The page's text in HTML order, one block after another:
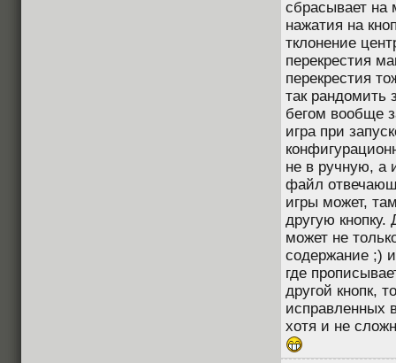
сбрасывает на
нажатия на
тклонение
перекрестия
перекрестия
так рандомить
бегом вообще
игра при
не в ручную, а
файл
игры может,
другую кнопку.
может не
содержание ;)
где
другой кнопк,
исправленных
хотя и не